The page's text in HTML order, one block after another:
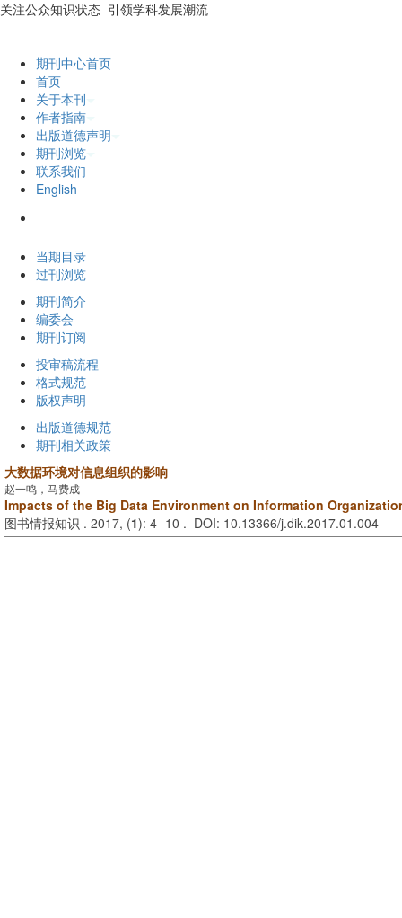
关注公众知识状态 引领学科发展潮流
期刊中心首页
首页
关于本刊
作者指南
出版道德声明
期刊浏览
联系我们
English
当期目录
过刊浏览
期刊简介
编委会
期刊订阅
投审稿流程
格式规范
版权声明
出版道德规范
期刊相关政策
大数据环境对信息组织的影响
赵一鸣，马费成
Impacts of the Big Data Environment on Information
图书情报知识 . 2017, (1): 4 -10 . DOI: 10.13366/j.dik.2017.01.004